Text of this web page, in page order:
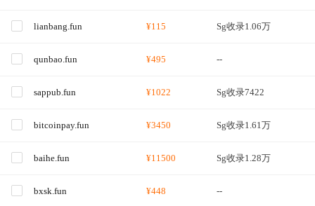
lianbang.fun ¥115 Sg收录1.06万
qunbao.fun ¥495 --
sappub.fun ¥1022 Sg收录7422
bitcoinpay.fun ¥3450 Sg收录1.61万
baihe.fun ¥11500 Sg收录1.28万
bxsk.fun ¥448 --